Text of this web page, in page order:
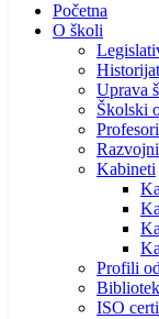
Početna
O školi
Historijat
Uprava
Školski
Profesori
Kabineti
Profili
ISO